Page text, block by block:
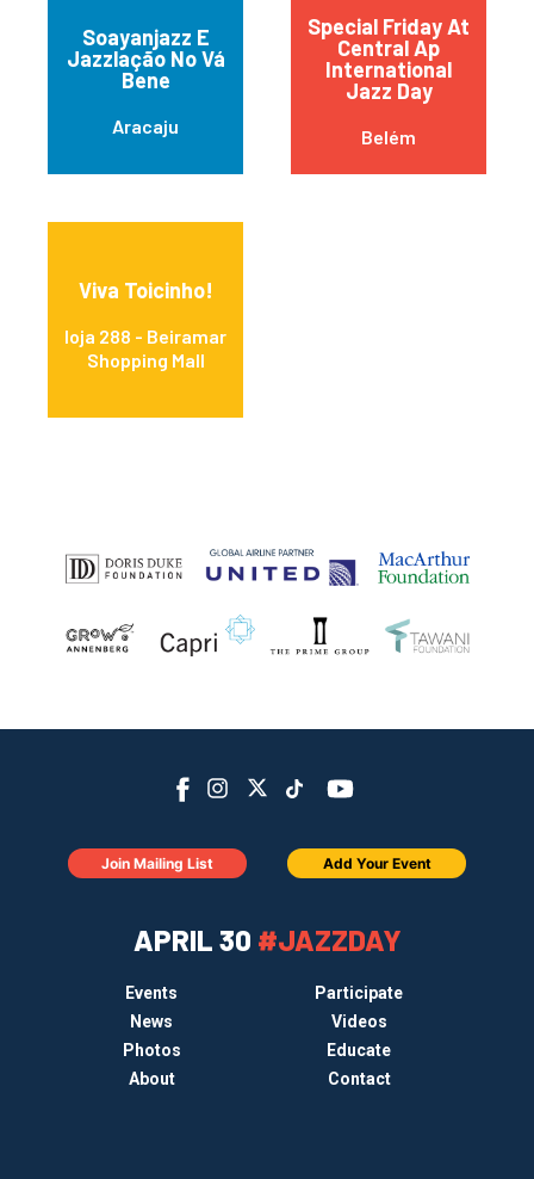
Soayanjazz E
Jazzlação No Vá
Bene
Aracaju
Special Friday At
Central Ap
International
Jazz Day
Belém
Viva Toicinho!
loja 288 - Beiramar
Shopping Mall
APRIL 30 #JAZZDAY
Events
Participate
News
Videos
Photos
Educate
About
Contact
Join Mailing List Add Your Event